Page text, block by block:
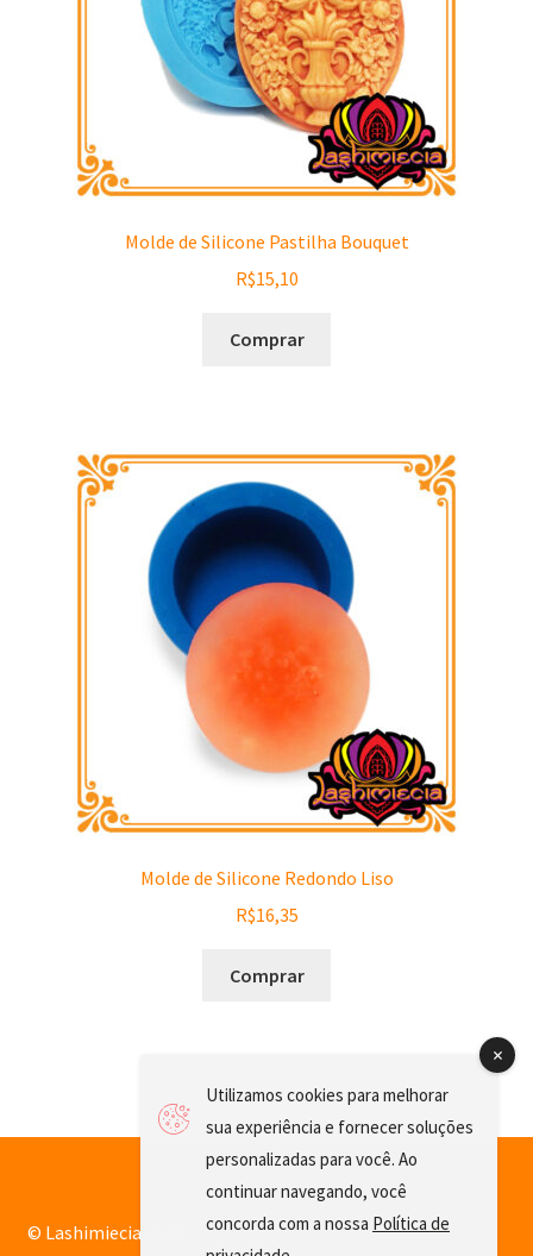
Molde de Silicone Pastilha Bouquet
R$15,10
Comprar
Molde de Silicone Redondo Liso
R$16,35
Comprar
© Lashimiecia 2026
Utilizamos cookies para melhorar
sua experiência e fornecer soluções
personalizadas para você. Ao
continuar navegando, você
concorda com a nossa Política de